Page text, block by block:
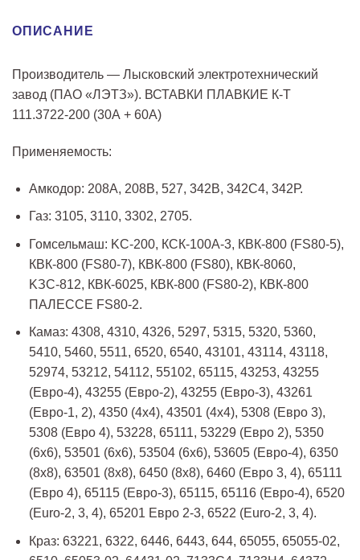
ОПИСАНИЕ
Производитель — Лысковский электротехнический
завод (ПАО «ЛЭТЗ»). ВСТАВКИ ПЛАВКИЕ К-Т
111.3722-200 (30А + 60А)
Применяемость:
Амкодор: 208А, 208В, 527, 342В, 342С4, 342Р.
Газ: 3105, 3110, 3302, 2705.
Гомсельмаш: KС-200, КСК-100А-3, КВК-800 (FS80-5),
КВК-800 (FS80-7), КВК-800 (FS80), КВК-8060,
KЗС-812, КВК-6025, КВК-800 (FS80-2), КВК-800
ПАЛЕССЕ FS80-2.
Камаз: 4308, 4310, 4326, 5297, 5315, 5320, 5360,
5410, 5460, 5511, 6520, 6540, 43101, 43114, 43118,
52974, 53212, 54112, 55102, 65115, 43253, 43255
(Евро-4), 43255 (Евро-2), 43255 (Евро-3), 43261
(Евро-1, 2), 4350 (4х4), 43501 (4х4), 5308 (Евро 3),
5308 (Евро 4), 53228, 65111, 53229 (Евро 2), 5350
(6х6), 53501 (6х6), 53504 (6х6), 53605 (Евро-4), 6350
(8х8), 63501 (8х8), 6450 (8х8), 6460 (Евро 3, 4), 65111
(Евро 4), 65115 (Евро-3), 65115, 65116 (Евро-4), 6520
(Euro-2, 3, 4), 65201 Евро 2-3, 6522 (Euro-2, 3, 4).
Краз: 63221, 6322, 6446, 6443, 644, 65055, 65055-02,